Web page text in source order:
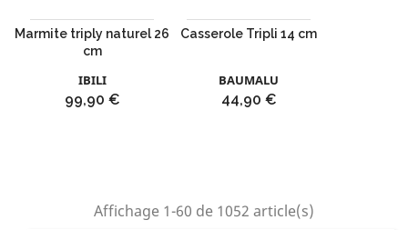
Marmite triply naturel 26
cm
IBILI
Prix
99,90 €
Casserole Tripli 14 cm
BAUMALU
Prix
44,90 €
Affichage 1-60 de 1052 article(s)